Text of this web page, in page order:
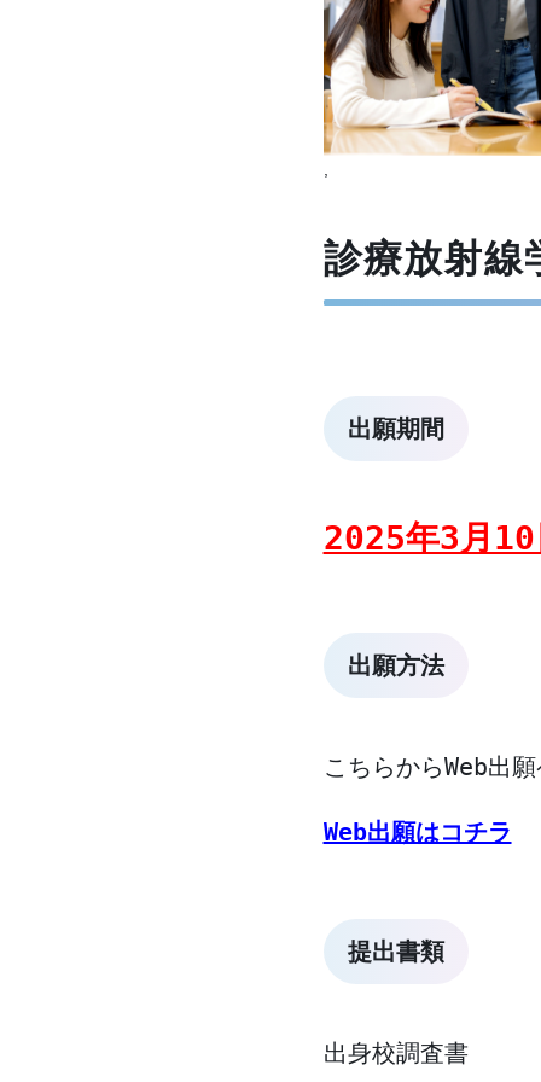
,
診療放射
出願期間
2025年3月
出願方法
こちらからWeb出
Web出願はコチラ
提出書類
出身校調査書